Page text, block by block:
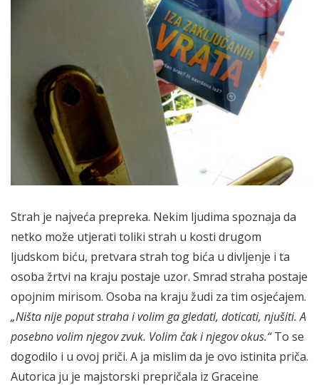
Strah je najveća prepreka. Nekim ljudima spoznaja da
netko može utjerati toliki strah u kosti drugom
ljudskom biću, pretvara strah tog bića u divljenje i ta
osoba žrtvi na kraju postaje uzor. Smrad straha postaje
opojnim mirisom. Osoba na kraju žudi za tim osjećajem.
„Ništa nije poput straha i volim ga gledati, doticati, njušiti. A
posebno volim njegov zvuk. Volim čak i njegov okus.“To se
dogodilo i u ovoj priči. A ja mislim da je ovo istinita priča.
Autorica ju je majstorski prepričala iz Graceine